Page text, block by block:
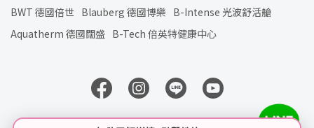
BWT 德國倍世 Blauberg 德國博樂 B-Intense 光波舒活艙
Aquatherm 德國闊盛 B-Tech 倍英特健康中心